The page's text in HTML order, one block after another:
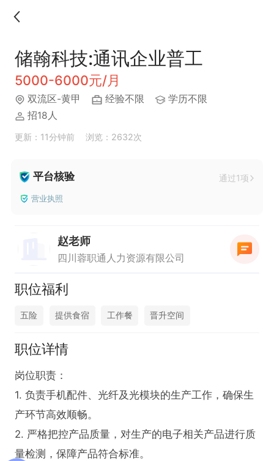
储翰科技:通讯企业普工
5000-6000元/月
双流区-黄甲 经验不限
学历不限
招18人
更新：11分钟前 浏览：2632次
平台核验 通过1项
营业执照
赵老师
四川蓉职通人力资源有限公司
职位福利
五险 提供食宿 工作餐 晋升空间
职位详情
岗位职责：
1. 负责手机配件、光纤及光模块的生产工作，确保生
产环节高效顺畅。
2. 严格把控产品质量，对生产的电子相关产品进行质
量检测，保障产品符合标准。